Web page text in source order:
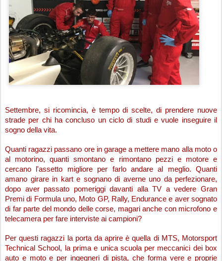
Settembre, si ricomincia, è tempo di scelte, di prendere nuove
strade per chi ha concluso un ciclo di studi e vuole inseguire il
sogno della vita.
Quanti ragazzi passano ore in garage a mettere mano alla moto o
al motorino, quanti smontano e rimontano pezzi e motore e
cercano l'assetto migliore per farlo andare al meglio. Quanti
amano girare in kart e sognano di averne uno da perfezionare,
dopo aver passato pomeriggi davanti alla TV a vedere Gran
Premi di Formula uno, Moto GP, Rally, Endurance e aver sognato
di far parte del mondo delle corse, magari anche con microfono e
telecamera per fare interviste ai campioni?
Per questi ragazzi la porta da aprire è quella di MTS, Motorsport
Technical School, la prima e unica scuola per meccanici dei box
auto e moto e per ingegneri di pista, che forma vere e proprie